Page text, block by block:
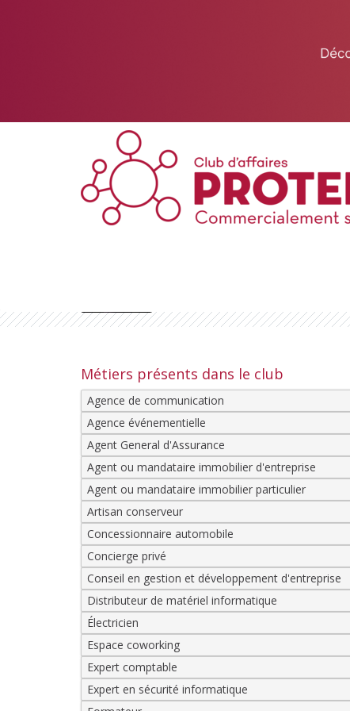
Club de Faucigny Mont Blanc (Haute-
Savoie)
Métiers présents dans le club
Agence de communication
Agence événementielle
Agent General d'Assurance
Agent ou mandataire immobilier d'entreprise
Agent ou mandataire immobilier particulier
Artisan conserveur
Concessionnaire automobile
Concierge privé
Conseil en gestion et développement d'entreprise
Distributeur de matériel informatique
Électricien
Espace coworking
Expert comptable
Expert en sécurité informatique